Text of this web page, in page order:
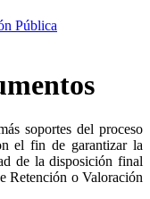
Pública
soportes del proceso
el fin de garantizar la
de la disposición final
Retención o Valoración